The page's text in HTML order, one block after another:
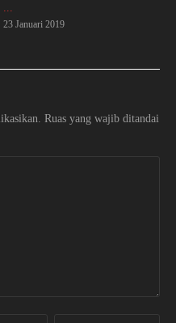
23 Januari 2019
Ruas yang wajib ditandai